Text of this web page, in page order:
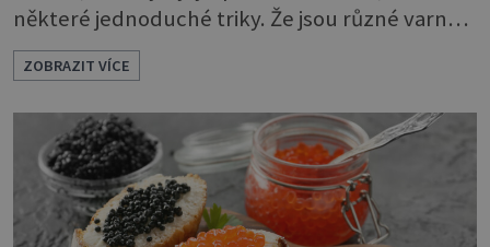
některé jednoduché triky. Že jsou různé varné
typy od A, tedy na saláty, po D na kaši, určitě
víte, takže vyberete podle toho, co chcete
právě uvařit. Vařte správně Spousta lidí vaří
brambory tak, že nalijí do hrnce vodu, osolí ji,
přidají brambory nakrájené na kousky a dají
vařit. Brambor
ZOBRAZIT VÍCE